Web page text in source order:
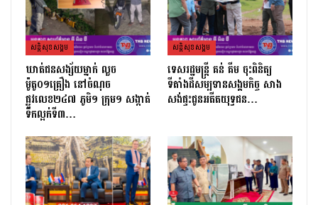
សន្តិសុខសង្គម
ឃាត់ជនសង្ស័យម្នាក់ លួច
ម៉ូតូ០១គ្រឿង នៅចំណុច
ផ្លូវលេខ២៤៧ ភូមិ១ ក្រុម១ សង្កាត់
ទឹកល្អក់ទី៣…
សន្តិសុខសង្គម
ទេសរដ្ឋមន្រ្តី គន់ គីម ចុះពិនិត្យ
ទីតាំងដីសម្បទានសង្គមកិច្ច សាង
សង់ផ្ទះជូនអតីតយុទ្ធជន…